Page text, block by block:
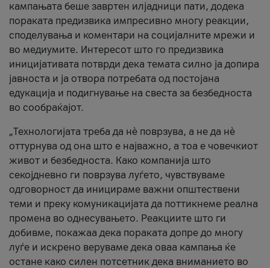
кампањата беше завртен илјадници пати, додека
пораката предизвика импресивно многу реакции,
споделувања и коментари на социјалните мрежи и
во медиумите. Интересот што го предизвика
иницијативата потврди дека темата силно ја допира
јавноста и ја отвора потребата од постојана
едукација и подигнување на свеста за безбедноста
во сообраќајот.
„Технологијата треба да нè поврзува, а не да нè
оттурнува од она што е најважно, а тоа е човечкиот
живот и безбедноста. Како компанија што
секојдневно ги поврзува луѓето, чувствуваме
одговорност да иницираме важни општествени
теми и преку комуникацијата да поттикнеме реална
промена во однесувањето. Реакциите што ги
добивме, покажаа дека пораката допре до многу
луѓе и искрено веруваме дека оваа кампања ќе
остане како силен потсетник дека вниманието во